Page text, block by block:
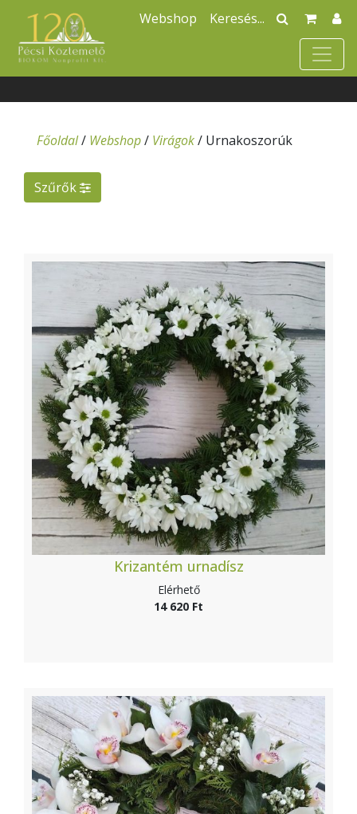
Webshop
Főoldal/ Webshop/ Virágok/ Urnakoszorúk
Szűrők
Krizantém urnadísz
Elérhető
14 620 Ft